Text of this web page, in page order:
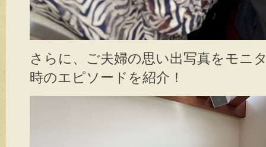
さらに、ご夫婦の思い出写真をモニ
時のエピソードを紹介！